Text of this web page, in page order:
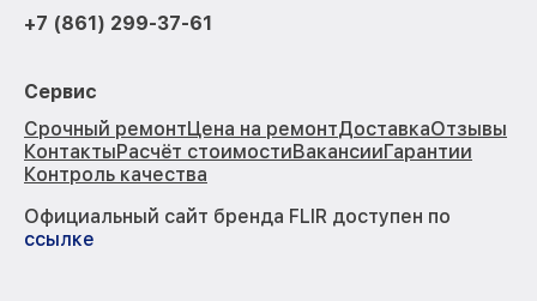
+7 (861) 299-37-61
Сервис
Срочный ремонтЦена на ремонтДоставкаОтзывы
КонтактыРасчёт стоимостиВакансииГарантии
Контроль качества
Официальный сайт бренда FLIR доступен по
ссылке